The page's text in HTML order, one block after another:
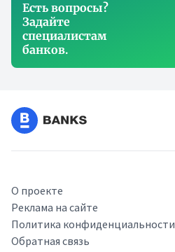
Есть вопросы?
Задайте
специалистам
банков.
О проекте
Реклама на сайте
Политика конфиденциальности
Обратная связь